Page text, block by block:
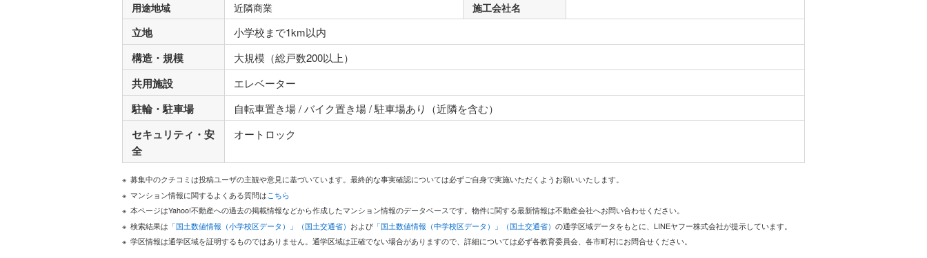
用途地域
近隣商業 施工会社名
立地 小学校まで1km以内
構造・規模 大規模（総戸数200以上）
共用施設 エレベーター
駐輪・駐車場 自転車置き場 / バイク置き場 / 駐車場あり（近隣を含む）
セキュリティ・安
全
オートロック
募集中のクチコミは投稿ユーザの主観や意見に基づいています。最終的な事実確認については必ずご自身で実施いただくようお願いいたします。
マンション情報に関するよくある質問はこちら
本ページはYahoo!不動産への過去の掲載情報などから作成したマンション情報のデータベースです。物件に関する最新情報は不動産会社へお問い合わせください。
検索結果は 「国土数値情報（小学校区データ）」（国土交通省） および 「国土数値情報（中学校区データ）」（国土交通省） の通学区域データをもとに、LINEヤフー株式会社が提示しています。
学区情報は通学区域を証明するものではありません。通学区域は正確でない場合がありますので、詳細については必ず各教育委員会、各市町村にお問合せください。